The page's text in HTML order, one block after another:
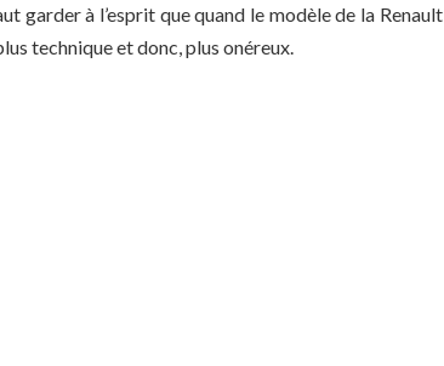
garder à l’esprit que quand le modèle de la Renault
technique et donc, plus onéreux.